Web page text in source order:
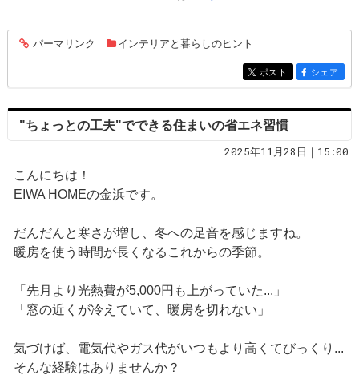
entry275
パーマリンク インテリアと暮らしのヒント
entry275
ポスト entry275
シェア
"ちょっとの工夫"でできる住まいの省エネ習慣
2025年11月28日｜15:00
こんにちは！
EIWA HOMEの金浜です。
だんだんと寒さが増し、冬への足音を感じますね。
暖房を使う時間が長くなるこれからの季節。
「先月より光熱費が5,000円も上がっていた...」
「窓の近くが冷えていて、暖房を切れない」
気づけば、電気代やガス代がいつもより高くてびっくり...
そんな経験はありませんか？